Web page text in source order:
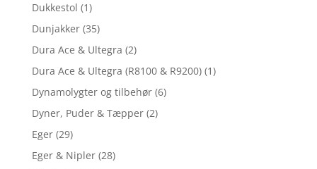
Dukkestol (1)
Dunjakker (35)
Dura Ace & Ultegra (2)
Dura Ace & Ultegra (R8100 & R9200) (1)
Dynamolygter og tilbehør (6)
Dyner, Puder & Tæpper (2)
Eger (29)
Eger & Nipler (28)